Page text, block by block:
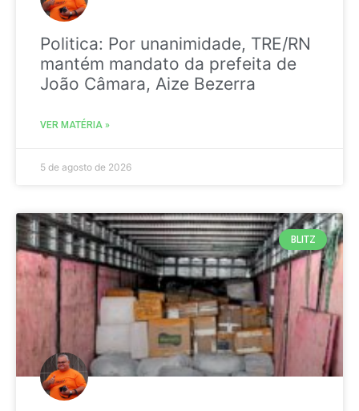
Politica: Por unanimidade, TRE/RN
mantém mandato da prefeita de
João Câmara, Aize Bezerra
VER MATÉRIA »
5 de agosto de 2026
BLITZ